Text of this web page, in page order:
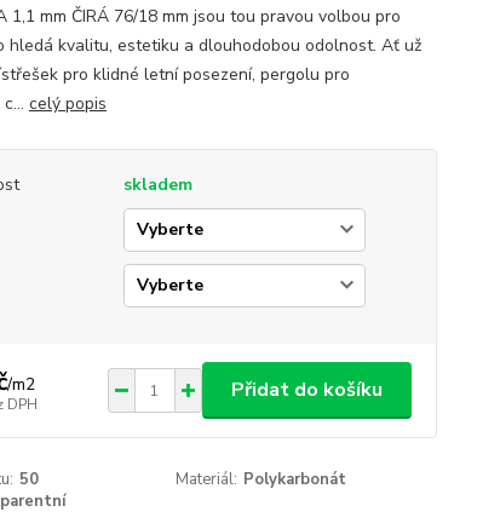
1,1 mm ČIRÁ 76/18 mm jsou tou pravou volbou pro
hledá kvalitu, estetiku a dlouhodobou odolnost. Ať už
pro klidné letní posezení, pergolu pro
celý popis
skladem
/m2
DPH
Přidat do košíku
50 Materiál: Polykarbonát